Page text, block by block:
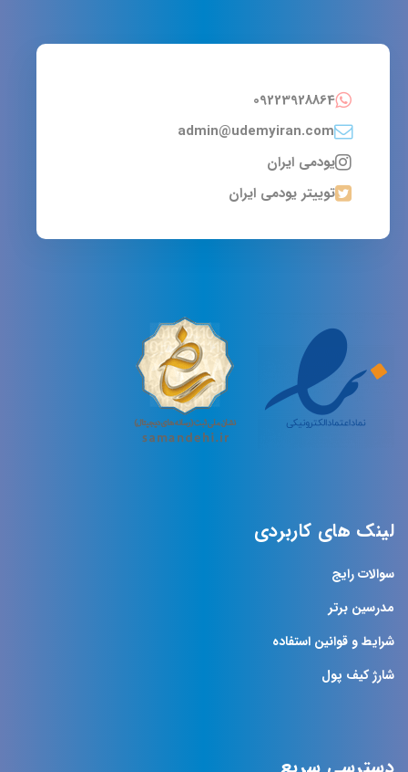
09223928864
admin@udemyiran.com
یودمی ایران
توییتر یودمی ایران
لینک های کاربردی
سوالات رایج
مدرسین برتر
شرایط و قوانین استفاده
شارژ کیف پول